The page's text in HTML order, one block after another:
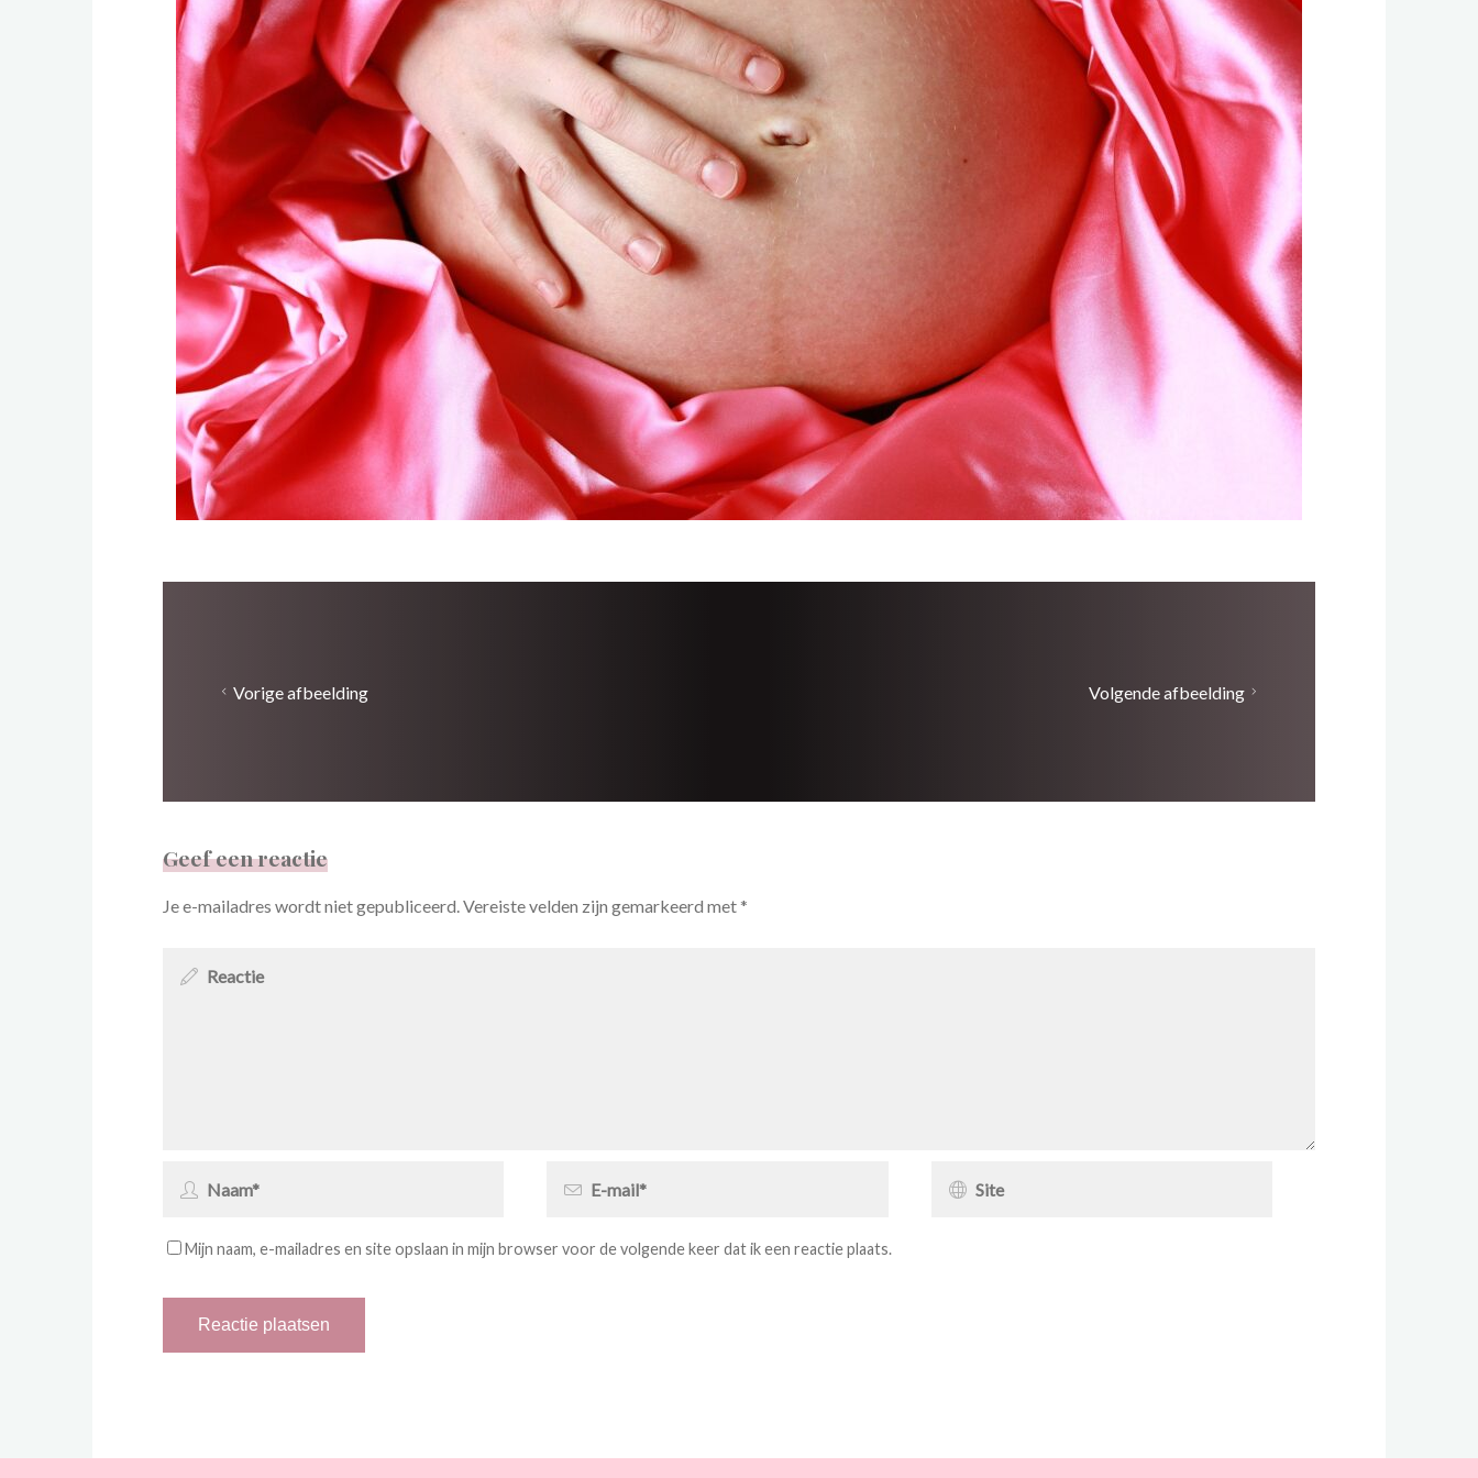
Vorige afbeelding Volgende afbeelding
Geef een reactie
Je e-mailadres wordt niet gepubliceerd. Vereiste velden zijn gemarkeerd met*
Mijn naam, e-mailadres en site opslaan in mijn browser voor de volgende keer dat ik een reactie plaats.